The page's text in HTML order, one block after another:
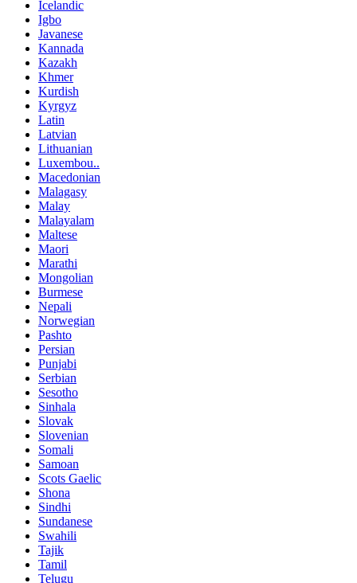
Icelandic
Igbo
Javanese
Kannada
Kazakh
Khmer
Kurdish
Kyrgyz
Latin
Latvian
Lithuanian
Luxembou..
Macedonian
Malagasy
Malay
Malayalam
Maltese
Maori
Marathi
Mongolian
Burmese
Nepali
Norwegian
Pashto
Persian
Punjabi
Serbian
Sesotho
Sinhala
Slovak
Slovenian
Somali
Samoan
Scots Gaelic
Shona
Sindhi
Sundanese
Swahili
Tajik
Tamil
Telugu